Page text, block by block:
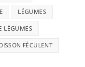
LÉGUMES
LÉGUMES
FÉCULENT